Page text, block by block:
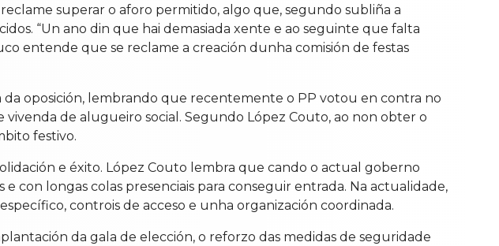
superar o aforo permitido, algo que, segundo subliña a
“Un ano din que hai demasiada xente e ao seguinte que falta
entende que se reclame a creación dunha comisión de festas
oposición, lembrando que recentemente o PP votou en contra no
de alugueiro social. Segundo López Couto, ao non obter o
festivo.
e éxito. López Couto lembra que cando o actual goberno
con longas colas presenciais para conseguir entrada. Na actualidade,
controis de acceso e unha organización coordinada.
da gala de elección, o reforzo das medidas de seguridade